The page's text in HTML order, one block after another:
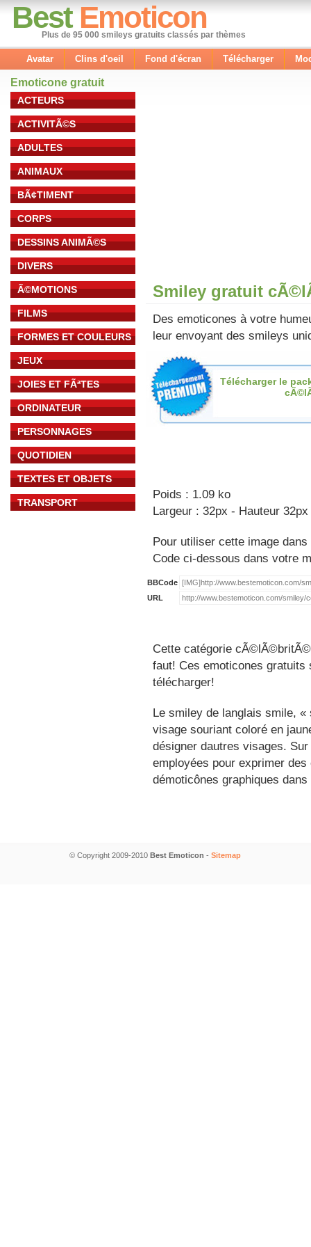
Best Emoticon
Plus de 95 000 smileys gratuits classés par thèmes
Avatar Clins d'oeil Fond d'écran Télécharger
Emoticone gratuit
ACTEURS
ACTIVITÃ©S
ADULTES
ANIMAUX
BÃ¢TIMENT
CORPS
DESSINS ANIMÃ©S
DIVERS
Ã©MOTIONS
FILMS
FORMES ET COULEURS
JEUX
JOIES ET FÃªTES
ORDINATEUR
PERSONNAGES
QUOTIDIEN
TEXTES ET OBJETS
TRANSPORT
Smiley gratuit
Des emoticones à votre
leur envoyant des smileys
Télécharger le
Poids : 1.09 ko
Largeur : 32px - Hauteur 32px
Pour utiliser cette image
Code ci-dessous dans votre
BBCode
URL
Cette catégorie
faut! Ces emoticones
télécharger!
Le smiley de langlais smile,
visage souriant coloré en
désigner dautres visages.
employées pour exprimer
démoticônes graphiques
© Copyright 2009-2010 Best Emoticon - Sitemap